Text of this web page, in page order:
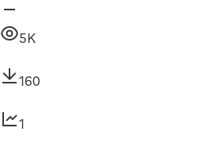
5K
160
1